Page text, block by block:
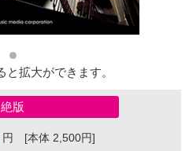
拡大ができます。
絶版
円 [本体 2,500円]